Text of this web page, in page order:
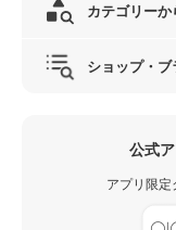
カテゴリーか
ショップ・
公式
アプリ限定